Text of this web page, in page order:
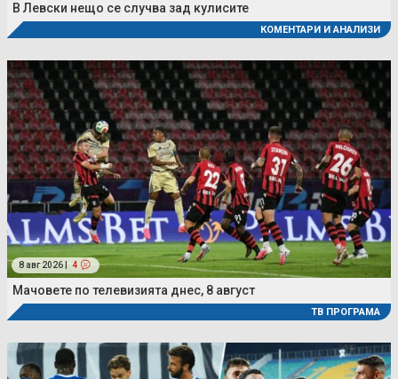
В Левски нещо се случва зад кулисите
КОМЕНТАРИ И АНАЛИЗИ
8 авг 2026 | 4
Мачовете по телевизията днес, 8 август
ТВ ПРОГРАМА